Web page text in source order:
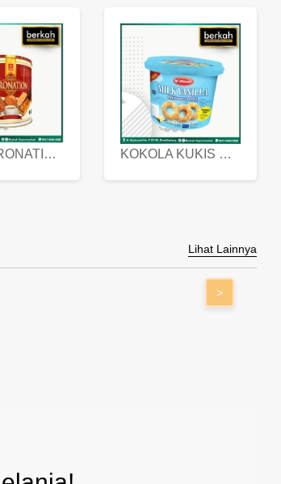
UBM CORONATION ASSORTED BISKUIT KALENG 450 GRAM KOKOLA KUKIS HYGIENIC MILK VANILLA PACK 320 GR
Lihat Lainnya
>